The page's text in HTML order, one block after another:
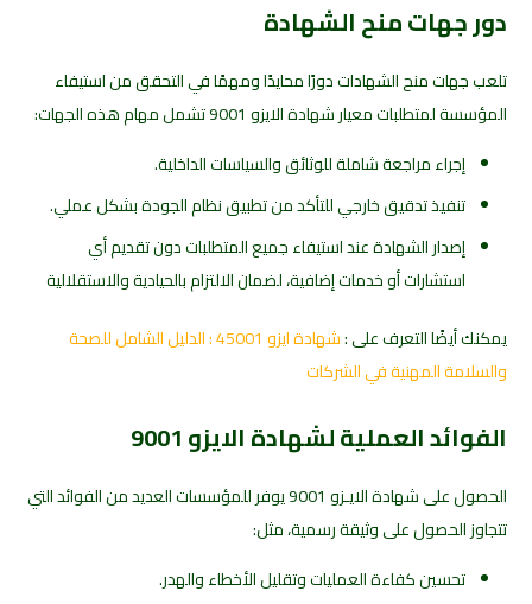
دور جهات منح الشهادة
تلعب جهات منح الشهادات دورًا محايدًا ومهمًا في التحقق من استيفاء
المؤسسة لمتطلبات معيار شهادة الايزو 9001 تشمل مهام هذه الجهات:
إجراء مراجعة شاملة للوثائق والسياسات الداخلية.
تنفيذ تدقيق خارجي للتأكد من تطبيق نظام الجودة بشكل عملي.
إصدار الشهادة عند استيفاء جميع المتطلبات دون تقديم أي
استشارات أو خدمات إضافية، لضمان الالتزام بالحيادية والاستقلالية
يمكنك أيضًا التعرف على :
شهادة ايزو 45001 : الدليل الشامل للصحة
والسلامة المهنية في الشركات
الفوائد العملية لشهادة الايزو 9001
الحصول على شهادة الايـزو 9001 يوفر للمؤسسات العديد من الفوائد التي
تتجاوز الحصول على وثيقة رسمية، مثل:
تحسين كفاءة العمليات وتقليل الأخطاء والهدر.